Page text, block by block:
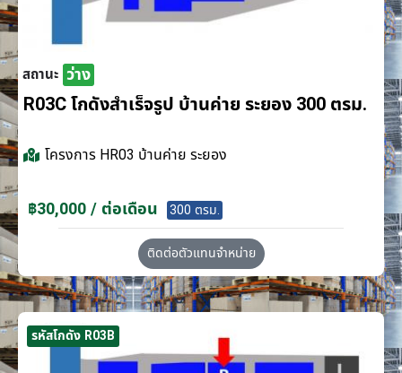
สถานะ ว่าง
R03C โกดังสำเร็จรูป บ้านค่าย ระยอง 300 ตรม.
โครงการ HR03 บ้านค่าย ระยอง
฿30,000 / ต่อเดือน 300 ตรม.
ติดต่อตัวแทนจำหน่าย
รหัสโกดัง R03B